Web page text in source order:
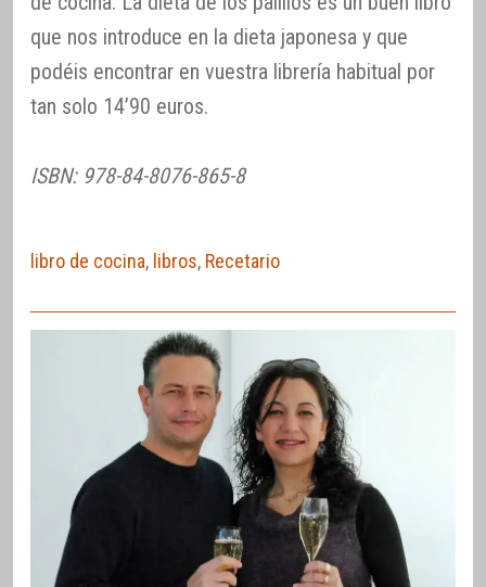
que nos introduce en la dieta japonesa y que
podéis encontrar en vuestra librería habitual por
tan solo 14’90 euros.
ISBN: 978-84-8076-865-8
libro de cocina, libros, Recetario